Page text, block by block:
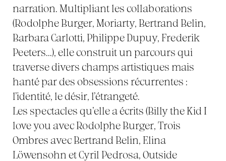
narration. Multipliant les collaborations
(Rodolphe Burger, Moriarty, Bertrand Belin,
Barbara Carlotti, Philippe Dupuy, Frederik
Peeters...), elle construit un parcours qui
traverse divers champs artistiques mais
hanté par des obsessions récurrentes :
l’identité, le désir, l’étrangeté.
Les spectacles qu’elle a écrits (Billy the Kid I
love you avec Rodolphe Burger, Trois
Ombres avec Bertrand Belin, Elina
Löwensohn et Cyril Pedrosa, Outside